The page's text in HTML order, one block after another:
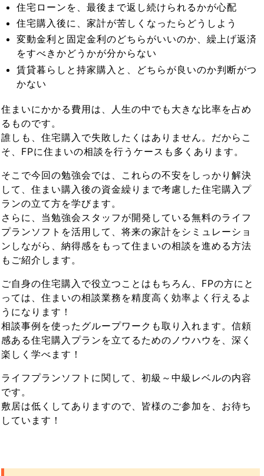
住宅ローンを、最後まで返し続けられるかが心配
住宅購入後に、家計が苦しくなったらどうしよう
変動金利と固定金利のどちらがいいのか、繰上げ返済
をすべきかどうかが分からない
賃貸暮らしと持家購入と、どちらが良いのか判断がつ
かない
住まいにかかる費用は、人生の中でも大きな比率を占め
るものです。
誰しも、住宅購入で失敗したくはありません。だからこ
そ、FPに住まいの相談を行うケースも多くあります。
そこで今回の勉強会では、これらの不安をしっかり解決
して、住まい購入後の資金繰りまで考慮した住宅購入プ
ランの立て方を学びます。
さらに、当勉強会スタッフが開発している無料のライフ
プランソフトを活用して、将来の家計をシミュレーショ
ンしながら、納得感をもって住まいの相談を進める方法
もご紹介します。
ご自身の住宅購入で役立つことはもちろん、FPの方にと
っては、住まいの相談業務を精度高く効率よく行えるよ
うになります！
相談事例を使ったグループワークも取り入れます。信頼
感ある住宅購入プランを立てるためのノウハウを、深く
楽しく学べます！
ライフプランソフトに関して、初級～中級レベルの内容
です。
敷居は低くしてありますので、皆様のご参加を、お待ち
しています！